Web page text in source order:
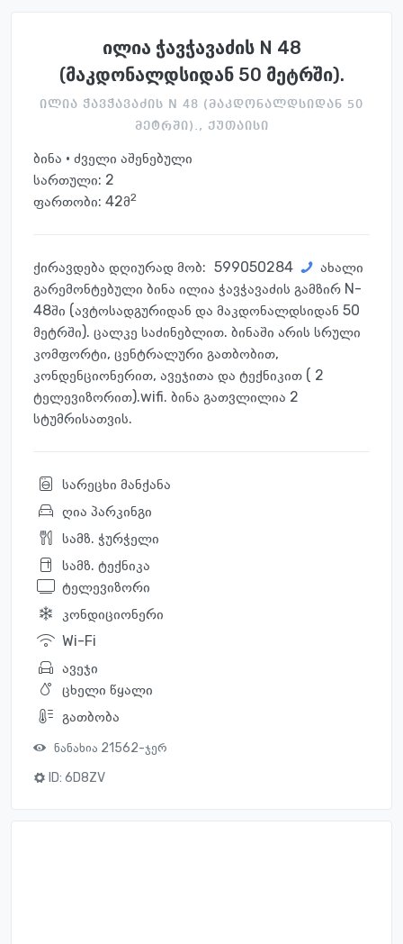
ილია ჭავჭავაძის N 48
(მაკდონალდსიდან 50 მეტრში).
ილია ჭავჭავაძის N 48 (მაკდონალდსიდან 50
მეტრში)., ქუთაისი
ბინა · ძველი აშენებული
სართული: 2
ფართობი: 42მ2
ქირავდება დღიურად მობ: 599050284
ახალი
გარემონტებული ბინა ილია ჭავჭავაძის გამზირ N-
48ში (ავტოსადგურიდან და მაკდონალდსიდან 50
მეტრში). ცალკე საძინებლით. ბინაში არის სრული
კომფორტი, ცენტრალური გათბობით,
კონდენციონერით, ავეჯითა და ტექნიკით ( 2
ტელევიზორით).wifi. ბინა გათვლილია 2
სტუმრისათვის.
სარეცხი მანქანა
ღია პარკინგი
სამზ. ჭურჭელი
სამზ. ტექნიკა
ტელევიზორი
კონდიციონერი
Wi-Fi
ავეჯი
ცხელი წყალი
გათბობა
ნანახია 21562-ჯერ
ID: 6D8ZV